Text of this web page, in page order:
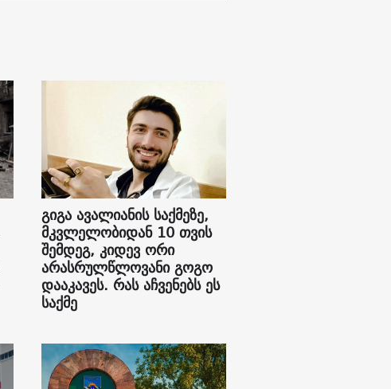
გიგა ავალიანის საქმეზე,
მკვლელობიდან 10 თვის
შემდეგ, კიდევ ორი
არასრულწლოვანი გოგო
დააკავეს. რას აჩვენებს ეს
საქმე